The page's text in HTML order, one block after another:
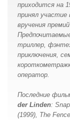
приходится на
принял участие
вручения
триллер,
приключения,
оператор.
Последние
der Linden:
(1999), The